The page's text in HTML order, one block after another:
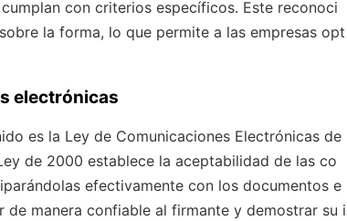
con criterios específicos. Este reconoci
la forma, lo que permite a las empresas opt
electrónicas
es la Ley de Comunicaciones Electrónicas de
de 2000 establece la aceptabilidad de las co
efectivamente con los documentos e
manera confiable al firmante y demostrar su i